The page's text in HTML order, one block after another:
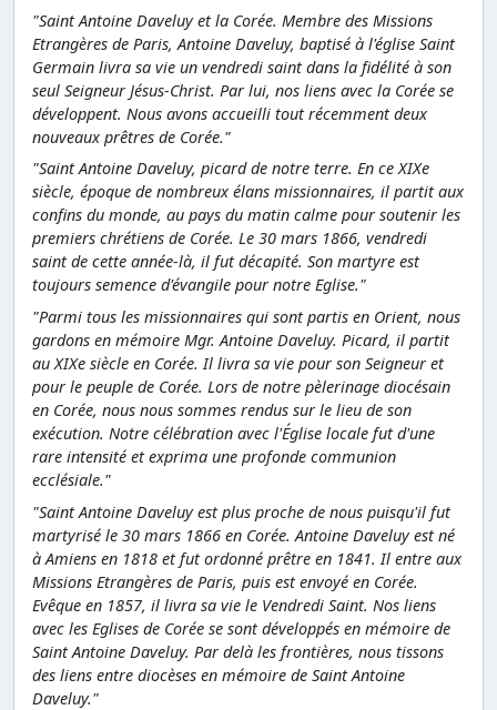
"Saint Antoine Daveluy et la Corée. Membre des Missions
Etrangères de Paris, Antoine Daveluy, baptisé à l'église Saint
Germain livra sa vie un vendredi saint dans la fidélité à son
seul Seigneur Jésus-Christ. Par lui, nos liens avec la Corée se
développent. Nous avons accueilli tout récemment deux
nouveaux prêtres de Corée."
"Saint Antoine Daveluy, picard de notre terre. En ce XIXe
siècle, époque de nombreux élans missionnaires, il partit aux
confins du monde, au pays du matin calme pour soutenir les
premiers chrétiens de Corée. Le 30 mars 1866, vendredi
saint de cette année-là, il fut décapité. Son martyre est
toujours semence d'évangile pour notre Eglise."
"Parmi tous les missionnaires qui sont partis en Orient, nous
gardons en mémoire Mgr. Antoine Daveluy. Picard, il partit
au XIXe siècle en Corée. Il livra sa vie pour son Seigneur et
pour le peuple de Corée. Lors de notre pèlerinage diocésain
en Corée, nous nous sommes rendus sur le lieu de son
exécution. Notre célébration avec l'Église locale fut d'une
rare intensité et exprima une profonde communion
ecclésiale."
"Saint Antoine Daveluy est plus proche de nous puisqu'il fut
martyrisé le 30 mars 1866 en Corée. Antoine Daveluy est né
à Amiens en 1818 et fut ordonné prêtre en 1841. Il entre aux
Missions Etrangères de Paris, puis est envoyé en Corée.
Evêque en 1857, il livra sa vie le Vendredi Saint. Nos liens
avec les Eglises de Corée se sont développés en mémoire de
Saint Antoine Daveluy. Par delà les frontières, nous tissons
des liens entre diocèses en mémoire de Saint Antoine
Daveluy."